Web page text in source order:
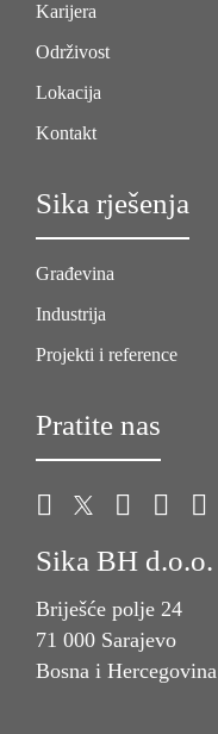
Karijera
Održivost
Lokacija
Kontakt
Sika rješenja
Građevina
Industrija
Projekti i reference
Pratite nas
Sika BH d.o.o.
Briješće polje 24
71 000 Sarajevo
Bosna i Hercegovina